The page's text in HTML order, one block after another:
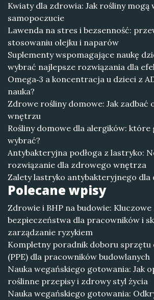
Kwiaty dla zdrowia: Jak rośliny mogą
samopoczucie
Lawenda na stres i bezsenność:
stosowaniu olejku i naparów
Suplementy wspomagające naukę
wybrać najlepsze rozwiązania dla
Omega‑3 a koncentracja u dzieci z
nauka?
Zdrowe rośliny domowe: Jak zadbać
wnętrzu
Rośliny domowe dla alergików:
wybrać?
Antybakteryjna podłoga z lastryko:
rozwiązanie dla zdrowego wnętrza
Zalety lastryko antybakteryjnego dla
Polecane wpisy
Zdrowie i BHP na budowie: Kluczowe
bezpieczeństwa dla pracowników i
zarządzanie ryzykiem
Kompletny poradnik doboru sprzętu
(PPE) dla pracowników budowlanych
Nauka wegańskiego gotowania: Jak
roślinne przepisy i zdrowy styl życia
Nauka wegańskiego gotowania: